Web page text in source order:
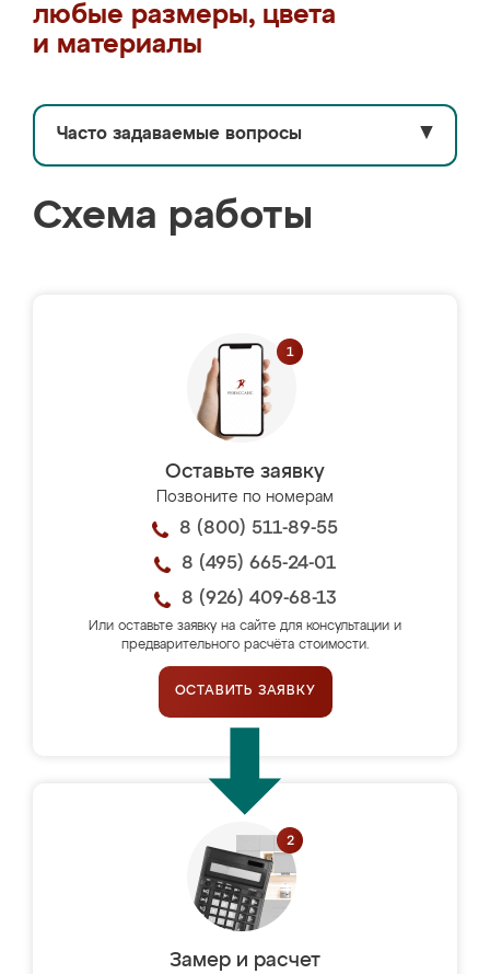
любые размеры, цвета
и материалы
Часто задаваемые вопросы ▼
Схема работы
Оставьте заявку
Позвоните по номерам
8 (800) 511-89-55
8 (495) 665-24-01
8 (926) 409-68-13
Или оставьте заявку на сайте для консультации и
предварительного расчёта стоимости.
ОСТАВИТЬ ЗАЯВКУ
Замер и расчет